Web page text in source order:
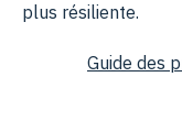
plus résiliente.
Guide des